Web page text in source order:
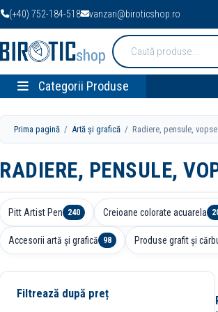
(+40) 752-184-518 vanzari@biroticshop.ro
Cauta
produse:
Categorii Produse
Prima pagină /Artă și grafică / Radiere, pensule,
RADIERE, PENSULE,
Pitt Artist Pen 240 Creioane colorate acuarela
Accesorii artă și grafică 98 Produse grafit și
Filtrează după preț